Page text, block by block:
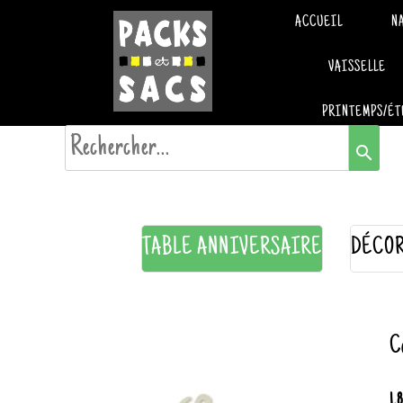
ACCUEIL
VAISSELLE
PRINTEMPS/
search
TABLE ANNIVERSAIRE